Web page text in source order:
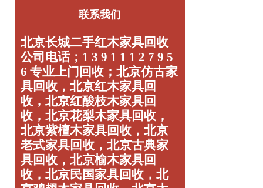
联系我们
北京长城二手红木家具回收
公司电话；1 3 9 1 1 1 2 7 9 5
6 专业上门回收；北京仿古家
具回收，北京红木家具回
收，北京红酸枝木家具回
收，北京花梨木家具回收，
北京紫檀木家具回收，北京
老式家具回收，北京古典家
具回收，北京榆木家具回
收，北京民国家具回收，北